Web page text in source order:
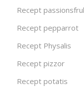
Recept
Recept pepparrot
Recept Physalis
Recept pizzor
Recept potatis